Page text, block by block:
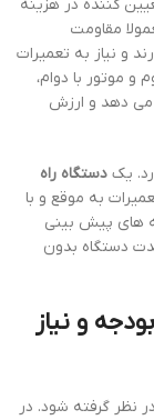
کننده در هزینه
مقاومت
و نیاز به تعمیرات
و موتور با دوام،
می دهد و ارزش
یک دستگاه راه
به موقع و با
های پیش بینی
دستگاه بدون
و نیاز
نظر گرفته شود. در